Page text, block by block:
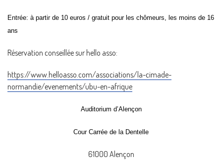
Entrée: à partir de 10 euros / gratuit pour les chômeurs, les moins de 16
ans
Réservation conseillée sur hello asso:
https://www.helloasso.com/associations/la-cimade-
normandie/evenements/ubu-en-afrique
Auditorium d’Alençon
Cour Carrée de la Dentelle
61000 Alençon